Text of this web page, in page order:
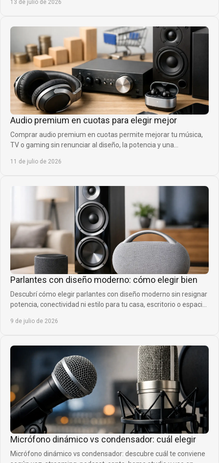
13 de julio de 2026
Audio premium en cuotas para elegir mejor
Comprar audio premium en cuotas permite mejorar tu música,
TV o gaming sin renunciar al diseño, la potencia y una
11 de julio de 2026
Parlantes con diseño moderno: cómo elegir bien
Descubrí cómo elegir parlantes con diseño moderno sin resignar
potencia, conectividad ni estilo para tu casa, escritorio o espacio
9 de julio de 2026
Micrófono dinámico vs condensador: cuál elegir
Micrófono dinámico vs condensador: descubre cuál te conviene